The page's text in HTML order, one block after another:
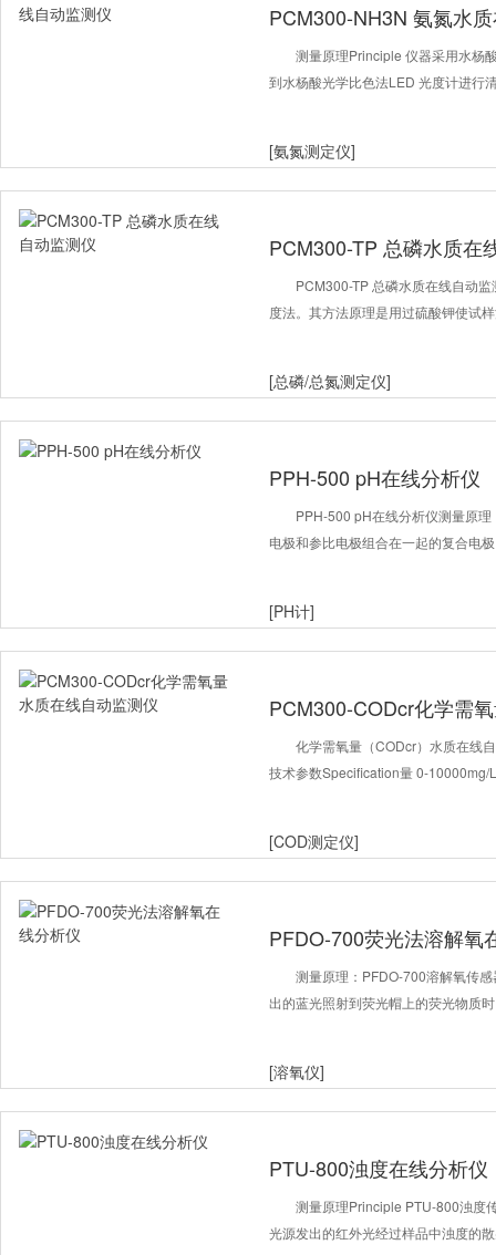
PCM300-NH3N 氨氮水
测量原理Principle 仪器采用水杨
到水杨酸光学比色法LED 光度计进行
[氨氮测定仪]
PCM300-TP 总磷水质在
PCM300-TP 总磷水质在线自动
度法。其方法原理是用过硫酸钾使试
[总磷/总氮测定仪]
PPH-500 pH在线分析仪
PPH-500 pH在线分析仪测量原
电极和参比电极组合在一起的复合电
[PH计]
PCM300-CODcr化学需
化学需氧量（CODcr）水质在线
技术参数Specification量 0-
[COD测定仪]
PFDO-700荧光法溶解氧
测量原理：PFDO-700溶解氧传
出的蓝光照射到荧光帽上的荧光物质
[溶氧仪]
PTU-800浊度在线分析仪
测量原理Principle PTU-800浊度
光源发出的红外光经过样品中浊度的